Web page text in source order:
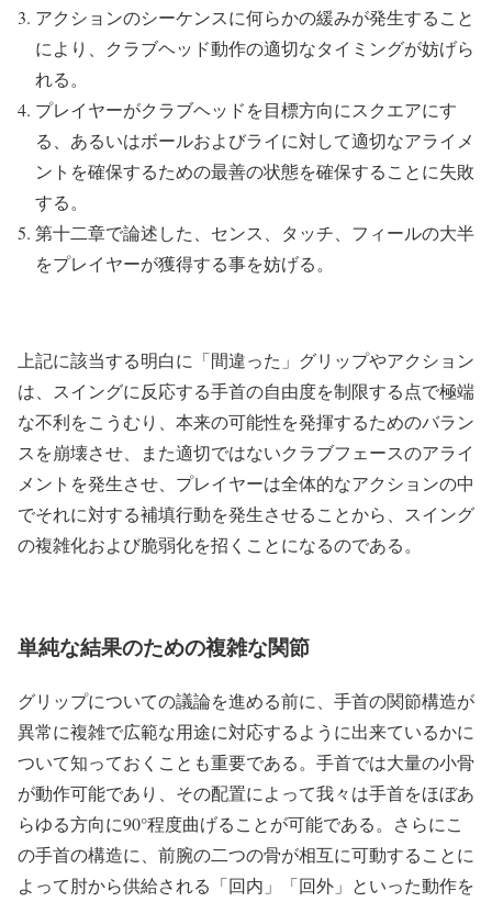
アクションのシーケンスに何らかの緩みが発生すること
により、クラブヘッド動作の適切なタイミングが妨げら
れる。
プレイヤーがクラブヘッドを目標方向にスクエアにす
る、あるいはボールおよびライに対して適切なアライメ
ントを確保するための最善の状態を確保することに失敗
する。
第十二章で論述した、センス、タッチ、フィールの大半
をプレイヤーが獲得する事を妨げる。
上記に該当する明白に「間違った」グリップやアクション
は、スイングに反応する手首の自由度を制限する点で極端
な不利をこうむり、本来の可能性を発揮するためのバラン
スを崩壊させ、また適切ではないクラブフェースのアライ
メントを発生させ、プレイヤーは全体的なアクションの中
でそれに対する補填行動を発生させることから、スイング
の複雑化および脆弱化を招くことになるのである。
単純な結果のための複雑な関節
グリップについての議論を進める前に、手首の関節構造が
異常に複雑で広範な用途に対応するように出来ているかに
ついて知っておくことも重要である。手首では大量の小骨
が動作可能であり、その配置によって我々は手首をほぼあ
らゆる方向に90°程度曲げることが可能である。さらにこ
の手首の構造に、前腕の二つの骨が相互に可動することに
よって肘から供給される「回内」「回外」といった動作を